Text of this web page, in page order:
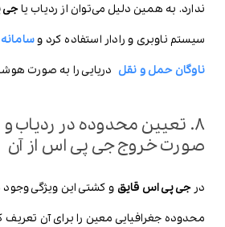
ندارد. به همین دلیل می‌توان از ردیاب یاجی
سیستم ناوبری و رادار استفاده کرد و
ناوگان حمل و نقل دریایی را به صورت
8. تعیین محدوده در ردیاب و
صورت خروج جی پی اس از آن
درجی پی اس قایق و کشتی این ویژگی وجود
محدوده جغرافیایی معین را برای آن تعریف